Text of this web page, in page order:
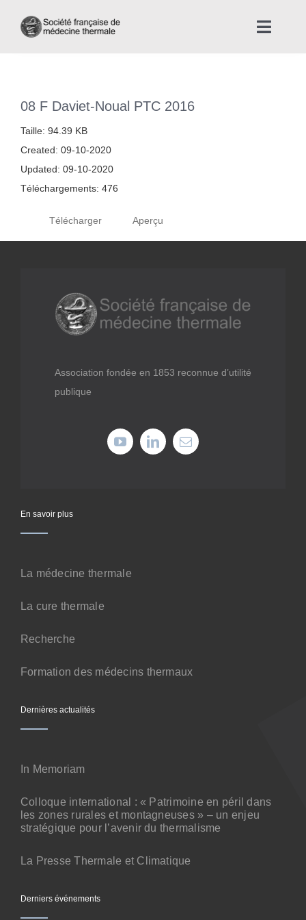
Toggle
Actualités
Médiathèque
Recherche
Offres professionnelles
Cotiser
Faire un don
08 F Daviet-Noual PTC 2016
Taille: 94.39 KB
Created: 09-10-2020
Updated: 09-10-2020
Téléchargements: 476
Télécharger Aperçu
Association fondée en 1853 reconnue d’utilité
publique
En savoir plus
La médecine thermale
La cure thermale
Recherche
Formation des médecins thermaux
Dernières actualités
In Memoriam
Colloque international : « Patrimoine en péril dans
les zones rurales et montagneuses » – un enjeu
stratégique pour l’avenir du thermalisme
La Presse Thermale et Climatique
Derniers événements